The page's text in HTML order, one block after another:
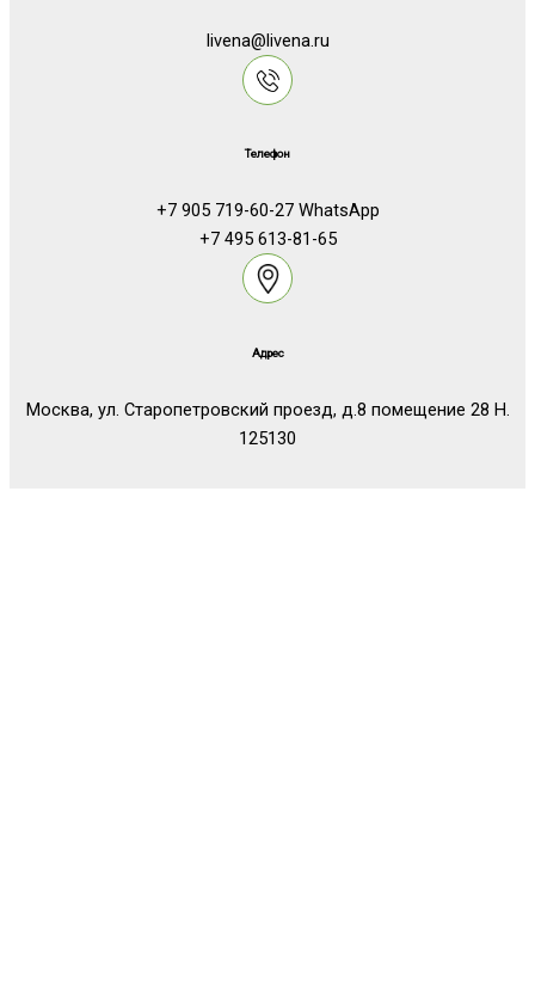
livena@livena.ru
Телефон
+7 905 719-60-27 WhatsApp
+7 495 613-81-65
Адрес
Москва, ул. Старопетровский проезд, д.8 помещение 28 Н.
125130